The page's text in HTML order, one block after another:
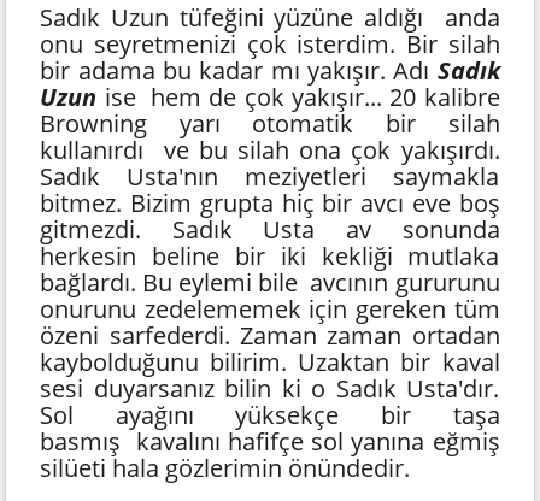
Sadık Uzun tüfeğini yüzüne aldığı anda
onu seyretmenizi çok isterdim. Bir silah
bir adama bu kadar mı yakışır. Adı Sadık
Uzun ise hem de çok yakışır... 20 kalibre
Browning yarı otomatik bir silah
kullanırdı ve bu silah ona çok yakışırdı.
Sadık Usta'nın meziyetleri saymakla
bitmez. Bizim grupta hiç bir avcı eve boş
gitmezdi. Sadık Usta av sonunda
herkesin beline bir iki kekliği mutlaka
bağlardı. Bu eylemi bile avcının gururunu
onurunu zedelememek için gereken tüm
özeni sarfederdi. Zaman zaman ortadan
kaybolduğunu bilirim. Uzaktan bir kaval
sesi duyarsanız bilin ki o Sadık Usta'dır.
Sol ayağını yüksekçe bir taşa
basmış kavalını hafifçe sol yanına eğmiş
silüeti hala gözlerimin önündedir.